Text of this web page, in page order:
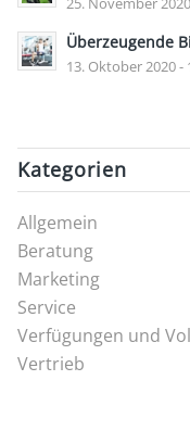
25. November
Überzeugende
13. Oktober 2020 -
Kategorien
Allgemein
Beratung
Marketing
Service
Verfügungen und
Vertrieb